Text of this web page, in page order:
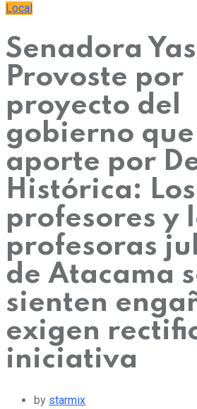
Local
Senadora
Provoste por
proyecto del
gobierno
aporte por
Histórica: Los
profesores y
profesoras
de Atacama
sienten
exigen
iniciativa
by starmix